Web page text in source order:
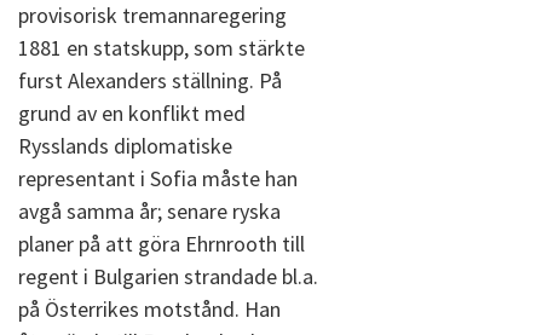
provisorisk tremannaregering
1881 en statskupp, som stärkte
furst Alexanders ställning. På
grund av en konflikt med
Rysslands diplomatiske
representant i Sofia måste han
avgå samma år; senare ryska
planer på att göra Ehrnrooth till
regent i Bulgarien strandade bl.a.
på Österrikes motstånd. Han